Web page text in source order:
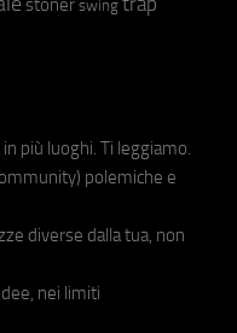
stoner swing
più luoghi. Ti leggiamo.
polemiche e
diverse dalla tua, non
nei limiti